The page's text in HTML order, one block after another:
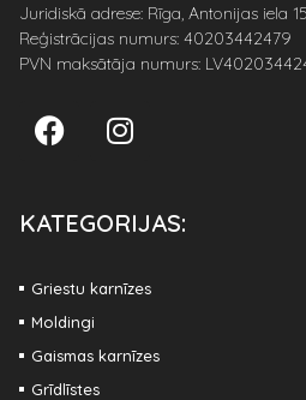
Juridiskā adrese: Rīga, Antonijas iela
Reģistrācijas numurs: 40203442479
PVN maksātāja numurs:
KATEGORIJAS:
Griestu karnīzes
Moldingi
Gaismas karnīzes
Grīdlīstes